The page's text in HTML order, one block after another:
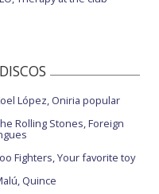
López, Oniria popular
Rolling Stones, Foreign
Fighters, Your favorite toy
Quince